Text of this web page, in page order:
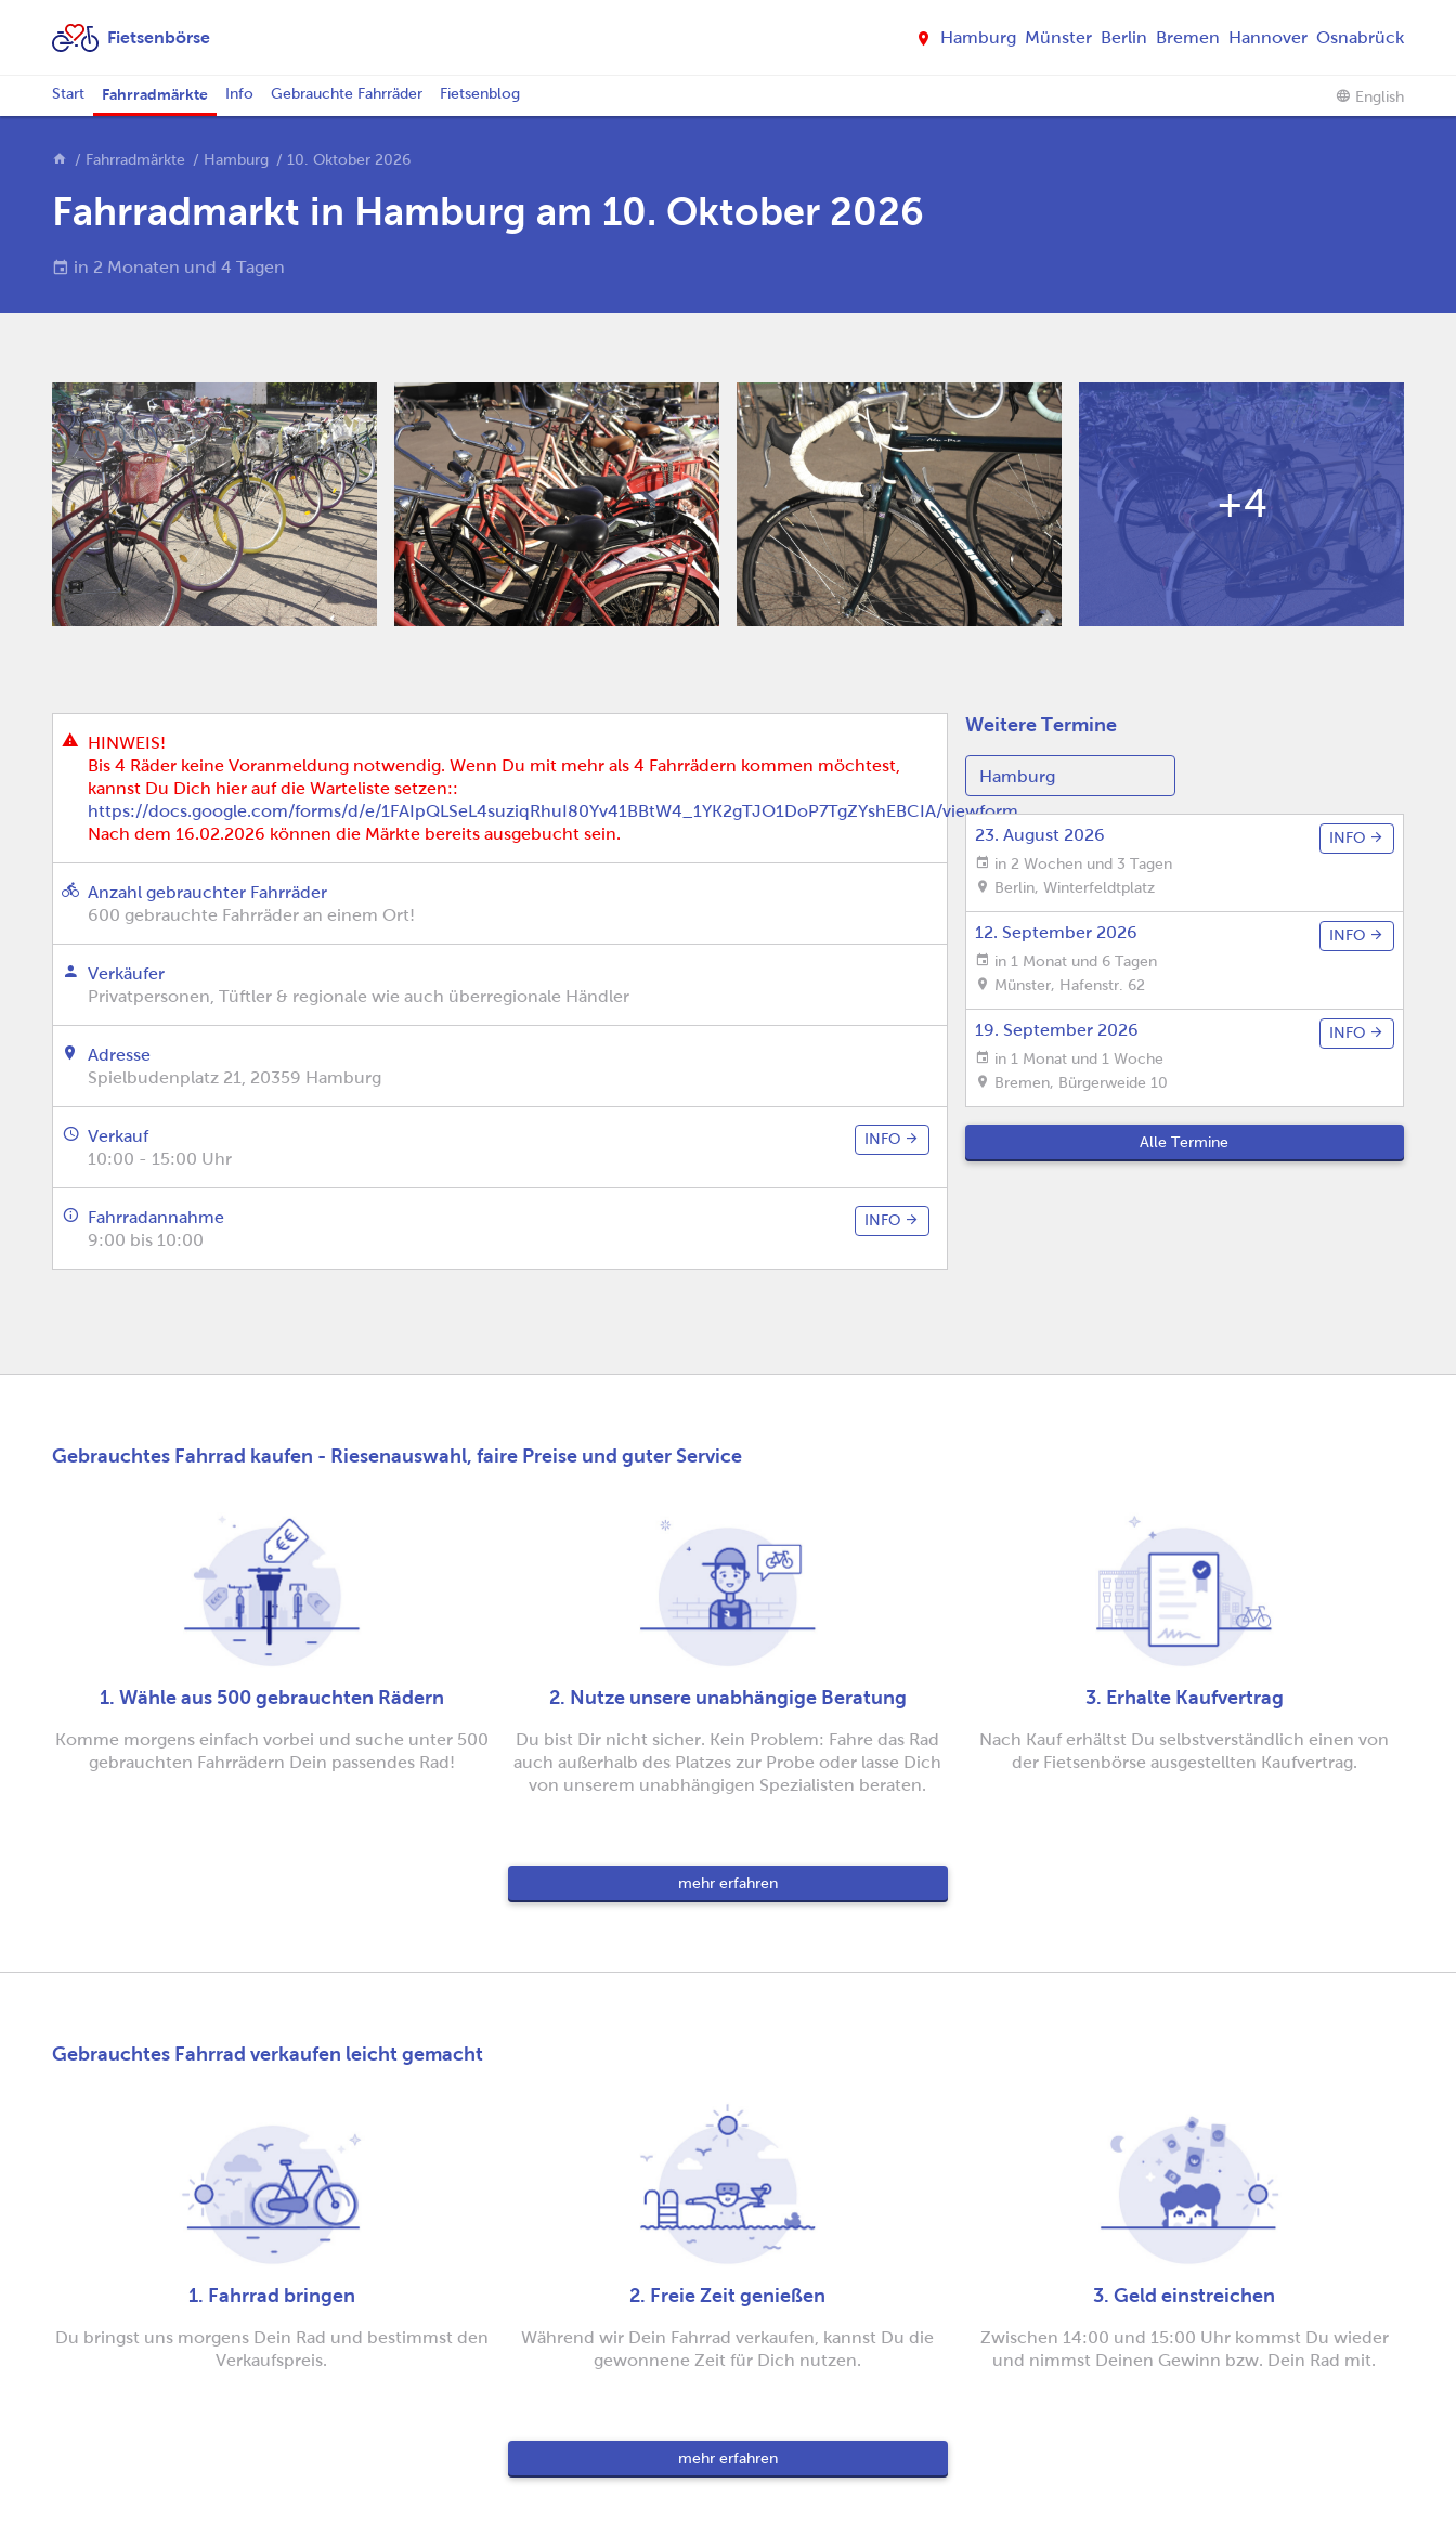
Fietsenbörse Hamburg Münster Berlin Bremen Hannover Osnabrück
Start Fahrradmärkte Info Gebrauchte Fahrräder Fietsenblog English
Fahrradmärkte Hamburg 10. Oktober 2026
Fahrradmarkt in Hamburg am 10. Oktober 2026
in 2 Monaten und 4 Tagen
+4
HINWEIS!
Bis 4 Räder keine Voranmeldung notwendig. Wenn Du mit mehr als 4 Fahrrädern kommen möchtest,
kannst Du Dich hier auf die Warteliste setzen::
https://docs.google.com/forms/d/e/1FAIpQLSeL4suziqRhuI80Yv41BBtW4_1YK2gTJO1DoP7TgZYshEBCIA/viewform.
Nach dem 16.02.2026 können die Märkte bereits ausgebucht sein.
Anzahl gebrauchter Fahrräder
600 gebrauchte Fahrräder an einem Ort!
Verkäufer
Privatpersonen, Tüftler & regionale wie auch überregionale Händler
Adresse
Spielbudenplatz 21, 20359 Hamburg
Verkauf
10:00 - 15:00 Uhr
INFO
Fahrradannahme
9:00 bis 10:00
INFO
Weitere Termine
23. August 2026
in 2 Wochen und 3 Tagen
Berlin, Winterfeldtplatz
INFO
12. September 2026
in 1 Monat und 6 Tagen
Münster, Hafenstr. 62
INFO
19. September 2026
in 1 Monat und 1 Woche
Bremen, Bürgerweide 10
INFO
Alle Termine
Gebrauchtes Fahrrad kaufen - Riesenauswahl, faire Preise und guter Service
1. Wähle aus 500 gebrauchten Rädern
Komme morgens einfach vorbei und suche unter 500
gebrauchten Fahrrädern Dein passendes Rad!
2. Nutze unsere unabhängige Beratung
Du bist Dir nicht sicher. Kein Problem: Fahre das Rad
auch außerhalb des Platzes zur Probe oder lasse Dich
von unserem unabhängigen Spezialisten beraten.
3. Erhalte Kaufvertrag
Nach Kauf erhältst Du selbstverständlich einen von
der Fietsenbörse ausgestellten Kaufvertrag.
mehr erfahren
Gebrauchtes Fahrrad verkaufen leicht gemacht
1. Fahrrad bringen
Du bringst uns morgens Dein Rad und bestimmst den
Verkaufspreis.
2. Freie Zeit genießen
Während wir Dein Fahrrad verkaufen, kannst Du die
gewonnene Zeit für Dich nutzen.
3. Geld einstreichen
Zwischen 14:00 und 15:00 Uhr kommst Du wieder
und nimmst Deinen Gewinn bzw. Dein Rad mit.
mehr erfahren